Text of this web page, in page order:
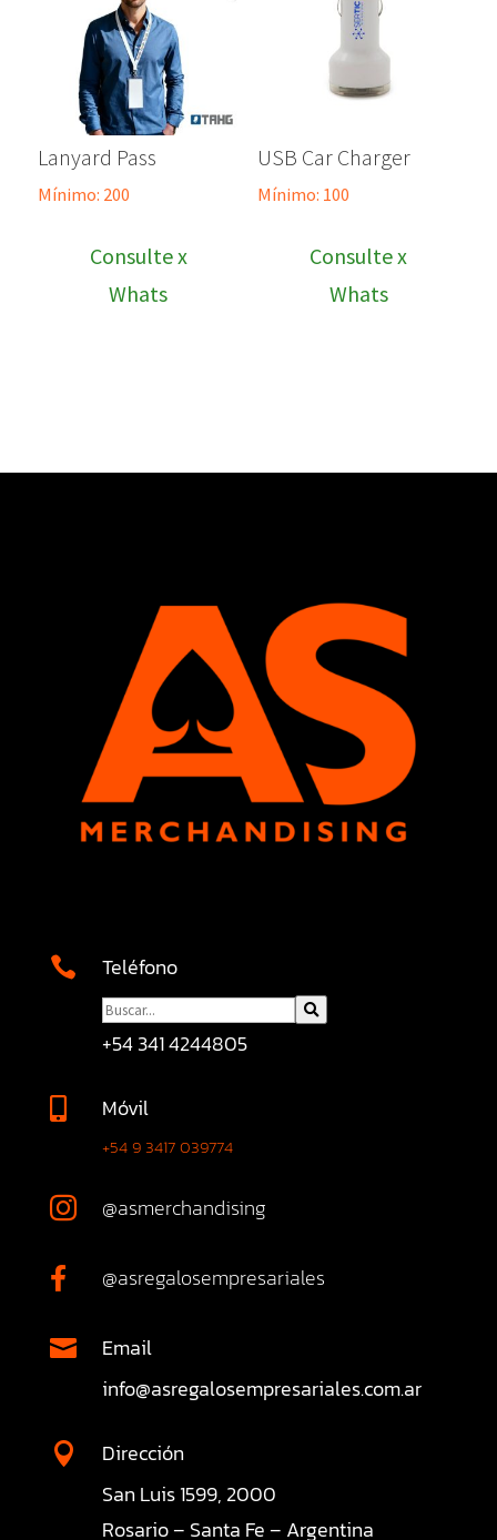
Lanyard Pass
Mínimo: 200
Consulte x
Whats
USB Car Charger
Mínimo: 100
Consulte x
Whats
 Teléfono
+54 341 4244805
 Móvil
+54 9 3417 039774
 @asmerchandising
 @asregalosempresariales

Email
info@asregalosempresariales.com.ar

Dirección
San Luis 1599, 2000
Rosario – Santa Fe – Argentina